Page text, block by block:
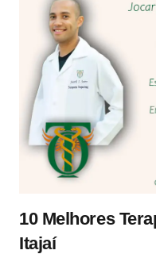
10 Melhores
Itajaí